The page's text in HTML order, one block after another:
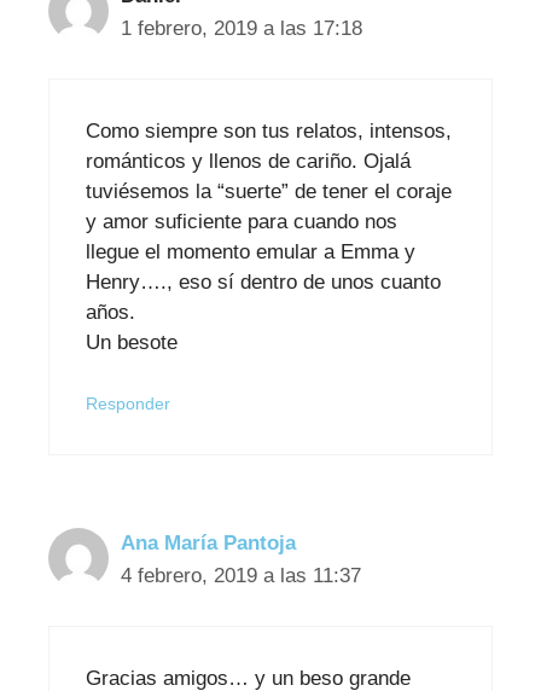
1 febrero, 2019 a las 17:18
Como siempre son tus relatos, intensos,
románticos y llenos de cariño. Ojalá
tuviésemos la “suerte” de tener el coraje
y amor suficiente para cuando nos
llegue el momento emular a Emma y
Henry…., eso sí dentro de unos cuanto
años.
Un besote
Responder
Ana María Pantoja
4 febrero, 2019 a las 11:37
Gracias amigos… y un beso grande